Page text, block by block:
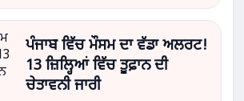
ਪੰਜਾਬ ਵਿੱਚ ਮੌਸਮ ਦਾ ਵੱਡਾ ਅਲਰਟ!
13 ਜ਼ਿਲ੍ਹਿਆਂ ਵਿੱਚ ਤੂਫ਼ਾਨ ਦੀ
ਚੇਤਾਵਨੀ ਜਾਰੀ